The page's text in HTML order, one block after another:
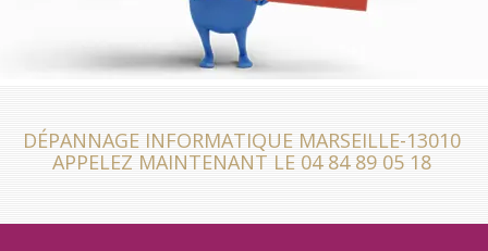
DÉPANNAGE INFORMATIQUE MARSEILLE-13010
APPELEZ MAINTENANT LE 04 84 89 05 18